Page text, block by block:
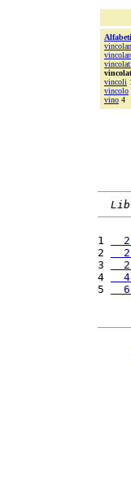
vincolati
vincoli
vincolo
vino 4
1
2
3
4
5